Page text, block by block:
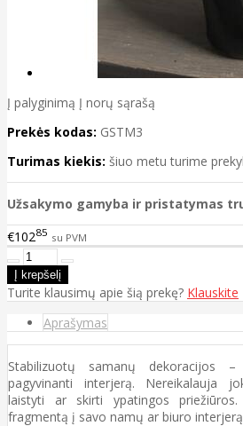
Į palyginimą Į norų sąrašą
Prekės kodas: GSTM3
Turimas kiekis: šiuo metu turime
Užsakymo gamyba ir pristatymas
€10285 su PVM
Turite klausimų apie šią prekę? Klauskite
Aprašymas
Stabilizuotų samanų dekoracijos
pagyvinanti interjerą. Nereikalauja
laistyti ar skirti ypatingos
fragmentą į savo namų ar biuro